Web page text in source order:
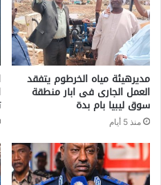
مديرهيئة مياه الخرطوم يتفقد
العمل الجارى فى ابار منطقة
سوق ليبيا بام بدة
منذ 5 أيام